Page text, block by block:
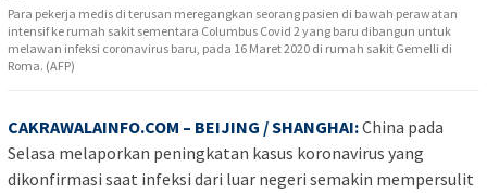
Para pekerja medis di terusan meregangkan seorang pasien di bawah perawatan
intensif ke rumah sakit sementara Columbus Covid 2 yang baru dibangun untuk
melawan infeksi coronavirus baru, pada 16 Maret 2020 di rumah sakit Gemelli di
Roma. (AFP)
CAKRAWALAINFO.COM – BEIJING / SHANGHAI:China pada
Selasa melaporkan peningkatan kasus koronavirus yang
dikonfirmasi saat infeksi dari luar negeri semakin mempersulit